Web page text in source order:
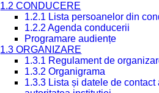
1.2 CONDUCERE
1.2.1 Lista persoanelor din
1.2.2 Agenda conducerii
Programare audiențe
1.3 ORGANIZARE
1.3.1 Regulament de
1.3.2 Organigrama
1.3.3 Lista și datele de